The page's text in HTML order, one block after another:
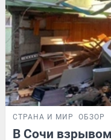
СТРАНА И МИР ОБЗОР
В Сочи